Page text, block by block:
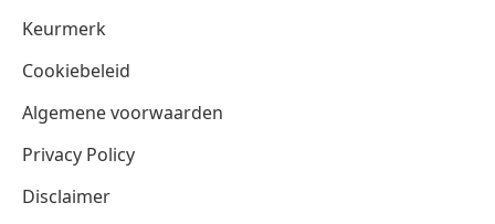
Keurmerk
Cookiebeleid
Algemene voorwaarden
Privacy Policy
Disclaimer